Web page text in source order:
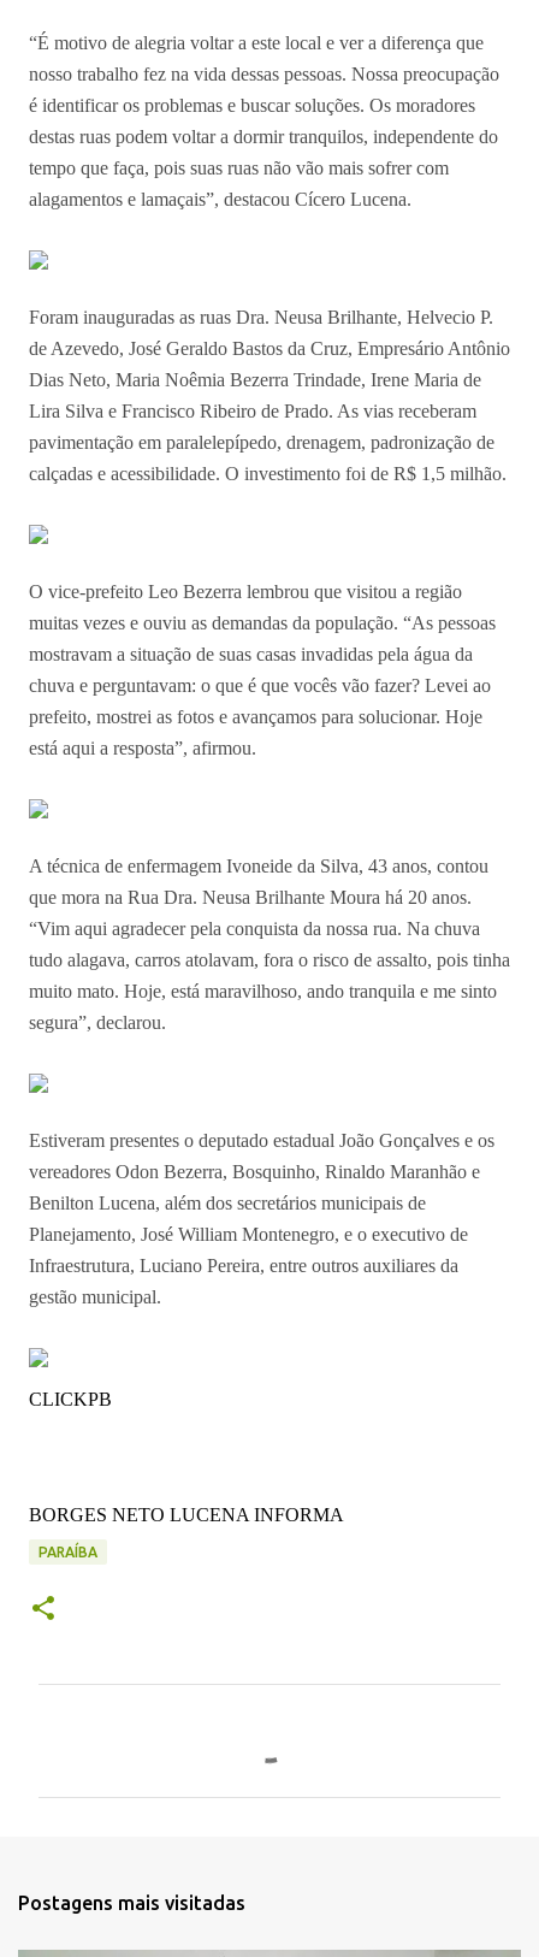
“É motivo de alegria voltar a este local e ver a diferença que
nosso trabalho fez na vida dessas pessoas. Nossa preocupação
é identificar os problemas e buscar soluções. Os moradores
destas ruas podem voltar a dormir tranquilos, independente do
tempo que faça, pois suas ruas não vão mais sofrer com
alagamentos e lamaçais”, destacou Cícero Lucena.
Foram inauguradas as ruas Dra. Neusa Brilhante, Helvecio P.
de Azevedo, José Geraldo Bastos da Cruz, Empresário Antônio
Dias Neto, Maria Noêmia Bezerra Trindade, Irene Maria de
Lira Silva e Francisco Ribeiro de Prado. As vias receberam
pavimentação em paralelepípedo, drenagem, padronização de
calçadas e acessibilidade. O investimento foi de R$ 1,5 milhão.
O vice-prefeito Leo Bezerra lembrou que visitou a região
muitas vezes e ouviu as demandas da população. “As pessoas
mostravam a situação de suas casas invadidas pela água da
chuva e perguntavam: o que é que vocês vão fazer? Levei ao
prefeito, mostrei as fotos e avançamos para solucionar. Hoje
está aqui a resposta”, afirmou.
A técnica de enfermagem Ivoneide da Silva, 43 anos, contou
que mora na Rua Dra. Neusa Brilhante Moura há 20 anos.
“Vim aqui agradecer pela conquista da nossa rua. Na chuva
tudo alagava, carros atolavam, fora o risco de assalto, pois tinha
muito mato. Hoje, está maravilhoso, ando tranquila e me sinto
segura”, declarou.
Estiveram presentes o deputado estadual João Gonçalves e os
vereadores Odon Bezerra, Bosquinho, Rinaldo Maranhão e
Benilton Lucena, além dos secretários municipais de
Planejamento, José William Montenegro, e o executivo de
Infraestrutura, Luciano Pereira, entre outros auxiliares da
gestão municipal.
CLICKPB
BORGES NETO LUCENA INFORMA
PARAÍBA
Postagens mais visitadas